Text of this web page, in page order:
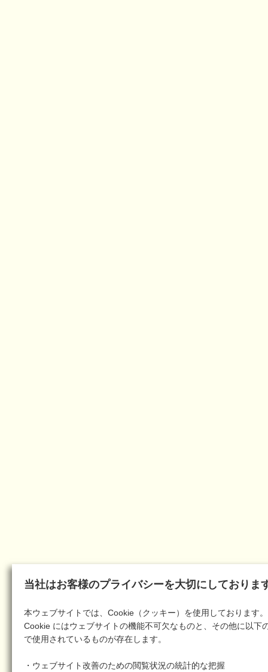
当社はお客様のプライバシーを大切にしておりま
本ウェブサイトでは、Cookie（クッキー）を使用しております。
Cookie にはウェブサイトの機能不可欠なものと、その他に以下
で使用されているものが存在します。
・ウェブサイト改善のための閲覧状況の統計的な把握